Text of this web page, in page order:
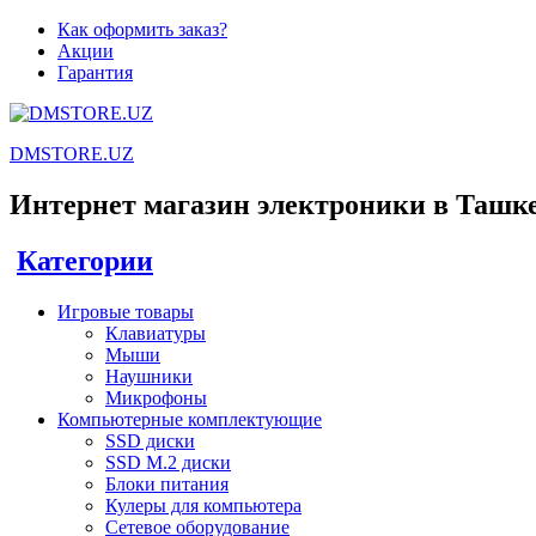
Как оформить заказ?
Акции
Гарантия
DMSTORE.UZ
Интернет магазин электроники в
Категории
Игровые товары
Клавиатуры
Мыши
Наушники
Микрофоны
Компьютерные комплектующие
SSD диски
SSD M.2 диски
Блоки питания
Кулеры для компьютера
Сетевое оборудование